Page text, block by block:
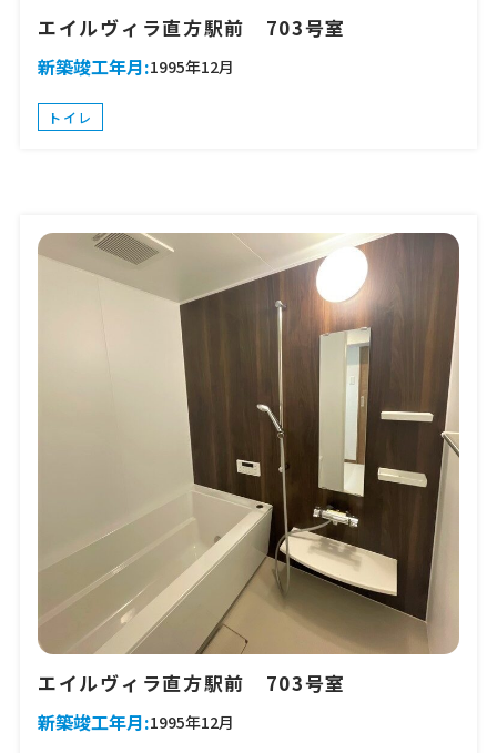
エイルヴィラ直方駅前 703号室
新築竣工年月:1995年12月
トイレ
エイルヴィラ直方駅前 703号室
新築竣工年月:1995年12月